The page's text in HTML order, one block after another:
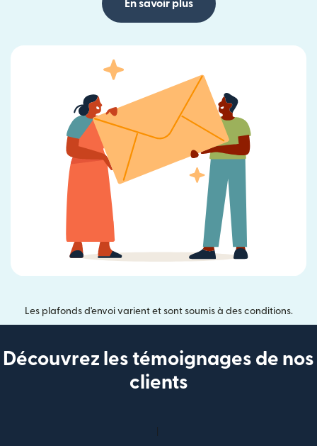
En savoir plus
Les plafonds d'envoi varient et sont soumis à des conditions.
Découvrez les témoignages de nos
clients